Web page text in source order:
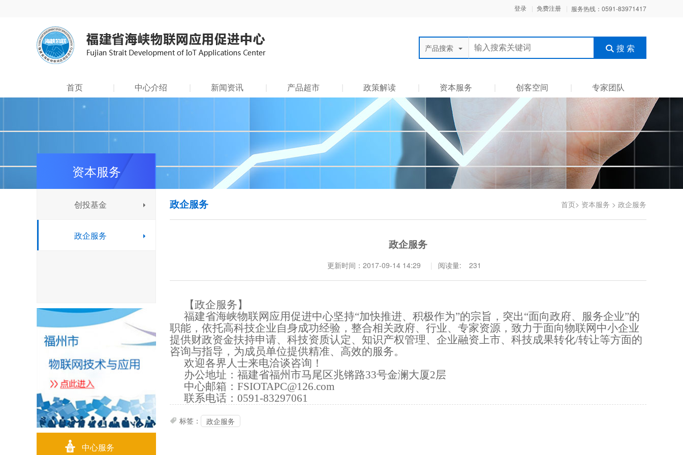
登录 免费注册 服务热线：0591-83971417
产品搜索 搜 索
首页 中心介绍 新闻资讯 产品超市 政策解读 资本服务 创客空间 专家团队
资本服务
创投基金
政企服务
 中心服务
政企服务 首页> 资本服务 > 政企服务
政企服务
更新时间：2017-09-14 14:29 阅读量: 231
【政企服务】
福建省海峡物联网应用促进中心坚持“加快推进、积极作为”的宗旨 ，突出“面向政府、服务企业”的
职能，依托高科技企业自身成功经验，整合相关政府、行业、专家资源，致力于面向物联网中小企业
提供财政资金扶持申请、科技资质认定、知识产权管理、企业融资上市、科技成果转化/转让等方面的
咨询与指导，为成员单位提供精准、高效的服务。
欢迎各界人士来电洽谈咨询！
办公地址：福建省福州市马尾区兆锵路33号金澜大厦2层
中心邮箱： FSIOTAPC@126.com
联系电话： 0591-83297061
标签： 政企服务